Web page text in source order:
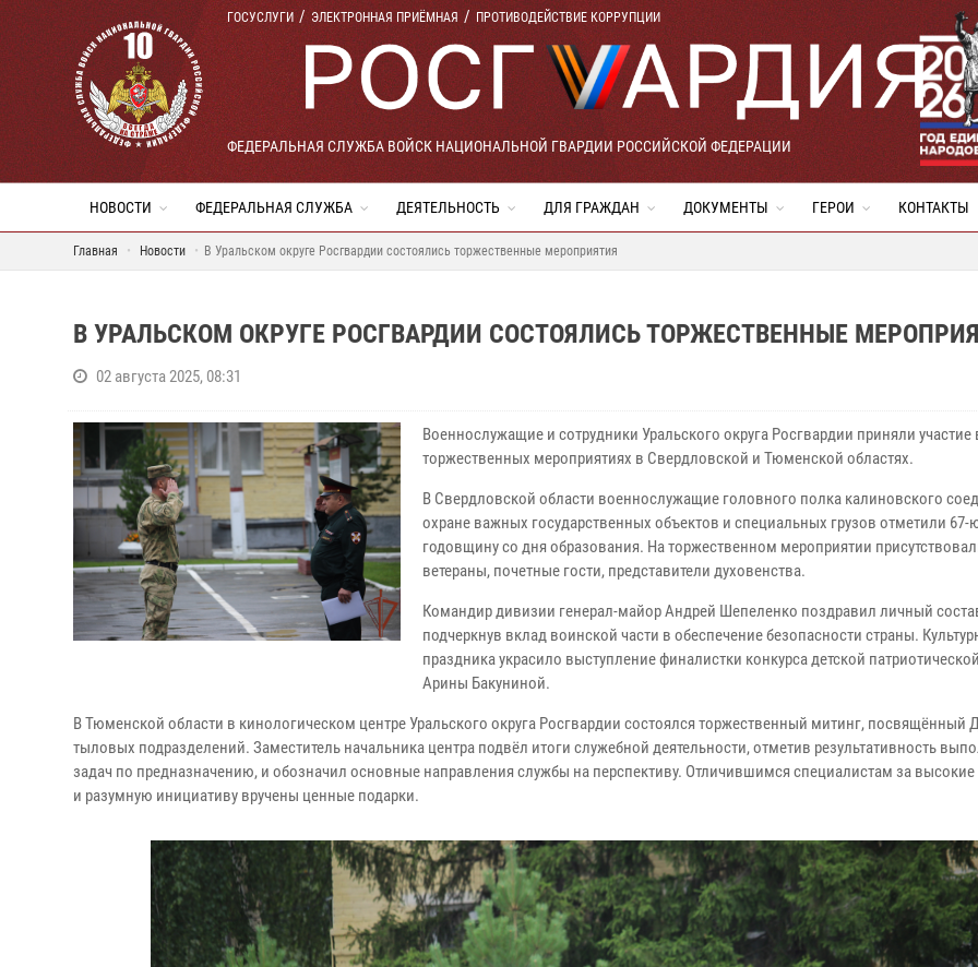
ГОСУСЛУГИ ЭЛЕКТРОННАЯ ПРИЁМНАЯ ПРОТИВОДЕЙСТВИЕ КОРРУПЦИИ
ФЕДЕРАЛЬНАЯ СЛУЖБА ВОЙСК НАЦИОНАЛЬНОЙ ГВАРДИИ РОССИЙСКОЙ ФЕДЕРАЦИИ
НОВОСТИ ФЕДЕРАЛЬНАЯ СЛУЖБА ДЕЯТЕЛЬНОСТЬ ДЛЯ ГРАЖДАН ДОКУМЕНТЫ ГЕРОИ КОНТАКТЫ
Главная Новости В Уральском округе Росгвардии состоялись торжественные мероприятия
В УРАЛЬСКОМ ОКРУГЕ РОСГВАРДИИ СОСТОЯЛИСЬ ТОРЖЕСТВЕННЫЕ
02 августа 2025, 08:31
Военнослужащие и сотрудники Уральского округа Росгвардии приняли участие
торжественных мероприятиях в Свердловской и Тюменской областях.
В Свердловской области военнослужащие головного полка калиновского
охране важных государственных объектов и специальных грузов отметили 67-
годовщину со дня образования. На торжественном мероприятии
ветераны, почетные гости, представители духовенства.
Командир дивизии генерал-майор Андрей Шепеленко поздравил личный
подчеркнув вклад воинской части в обеспечение безопасности страны.
праздника украсило выступление финалистки конкурса детской
Арины Бакуниной.
В Тюменской области в кинологическом центре Уральского округа Росгвардии состоялся торжественный митинг, посвящённый
тыловых подразделений. Заместитель начальника центра подвёл итоги служебной деятельности, отметив результативность
задач по предназначению, и обозначил основные направления службы на перспективу. Отличившимся специалистам за высокие
и разумную инициативу вручены ценные подарки.